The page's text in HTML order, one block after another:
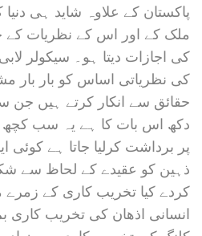
پاکستان کے علاوہ شاید ہی
ملک کے اور اس کے نظریات کے
کی اجازات دیتا ہو۔ سیکولر
کی نظریاتی اساس کو بار بار
حقائق سے انکار کرتے ہیں جن
دکھ اس بات کا ہے یہ سب کچھ
پر برداشت کرلیا جاتا ہے
ذہین کو عقیدے کے لحاظ سے
کردے کیا تخریب کاری کے زمرے
انسانی اذھان کی تخریب کاری